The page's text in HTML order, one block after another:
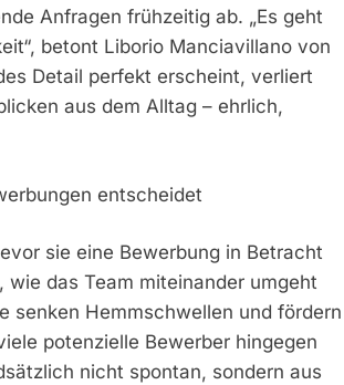
Anfragen frühzeitig ab. „Es geht
betont Liborio Manciavillano von
Detail perfekt erscheint, verliert
aus dem Alltag – ehrlich,
entscheidet
sie eine Bewerbung in Betracht
das Team miteinander umgeht
senken Hemmschwellen und fördern
potenzielle Bewerber hingegen
nicht spontan, sondern aus